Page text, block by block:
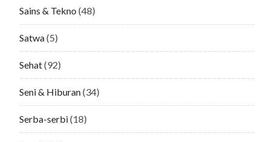
Sains & Tekno (48)
Satwa(5)
Sehat(92)
Seni & Hiburan(34)
Serba-serbi(18)